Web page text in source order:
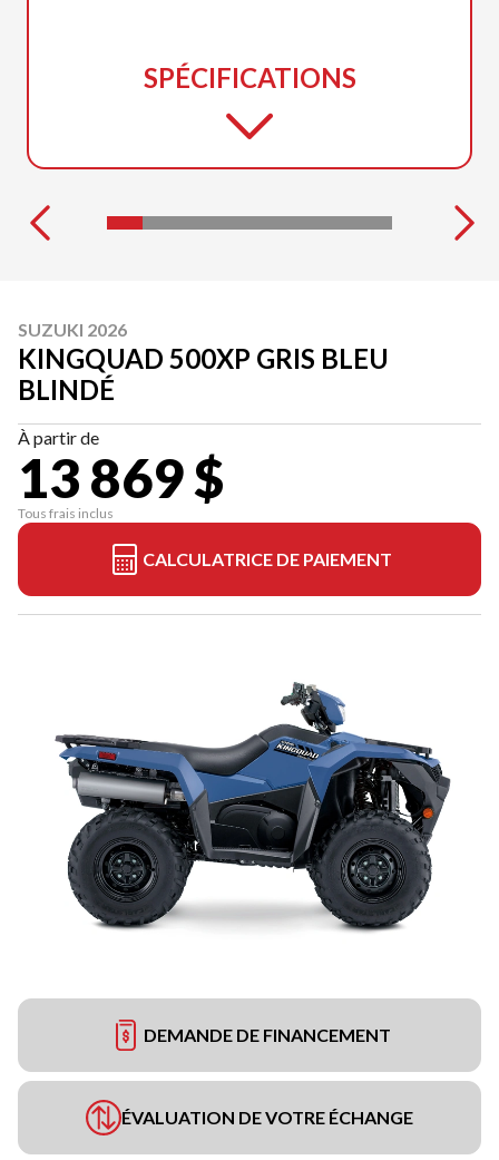
SPÉCIFICATIONS
SUZUKI 2026
KINGQUAD 500XP GRIS BLEU
BLINDÉ
À partir de
13 869 $
Tous frais inclus
CALCULATRICE DE PAIEMENT
DEMANDE DE FINANCEMENT
ÉVALUATION DE VOTRE ÉCHANGE